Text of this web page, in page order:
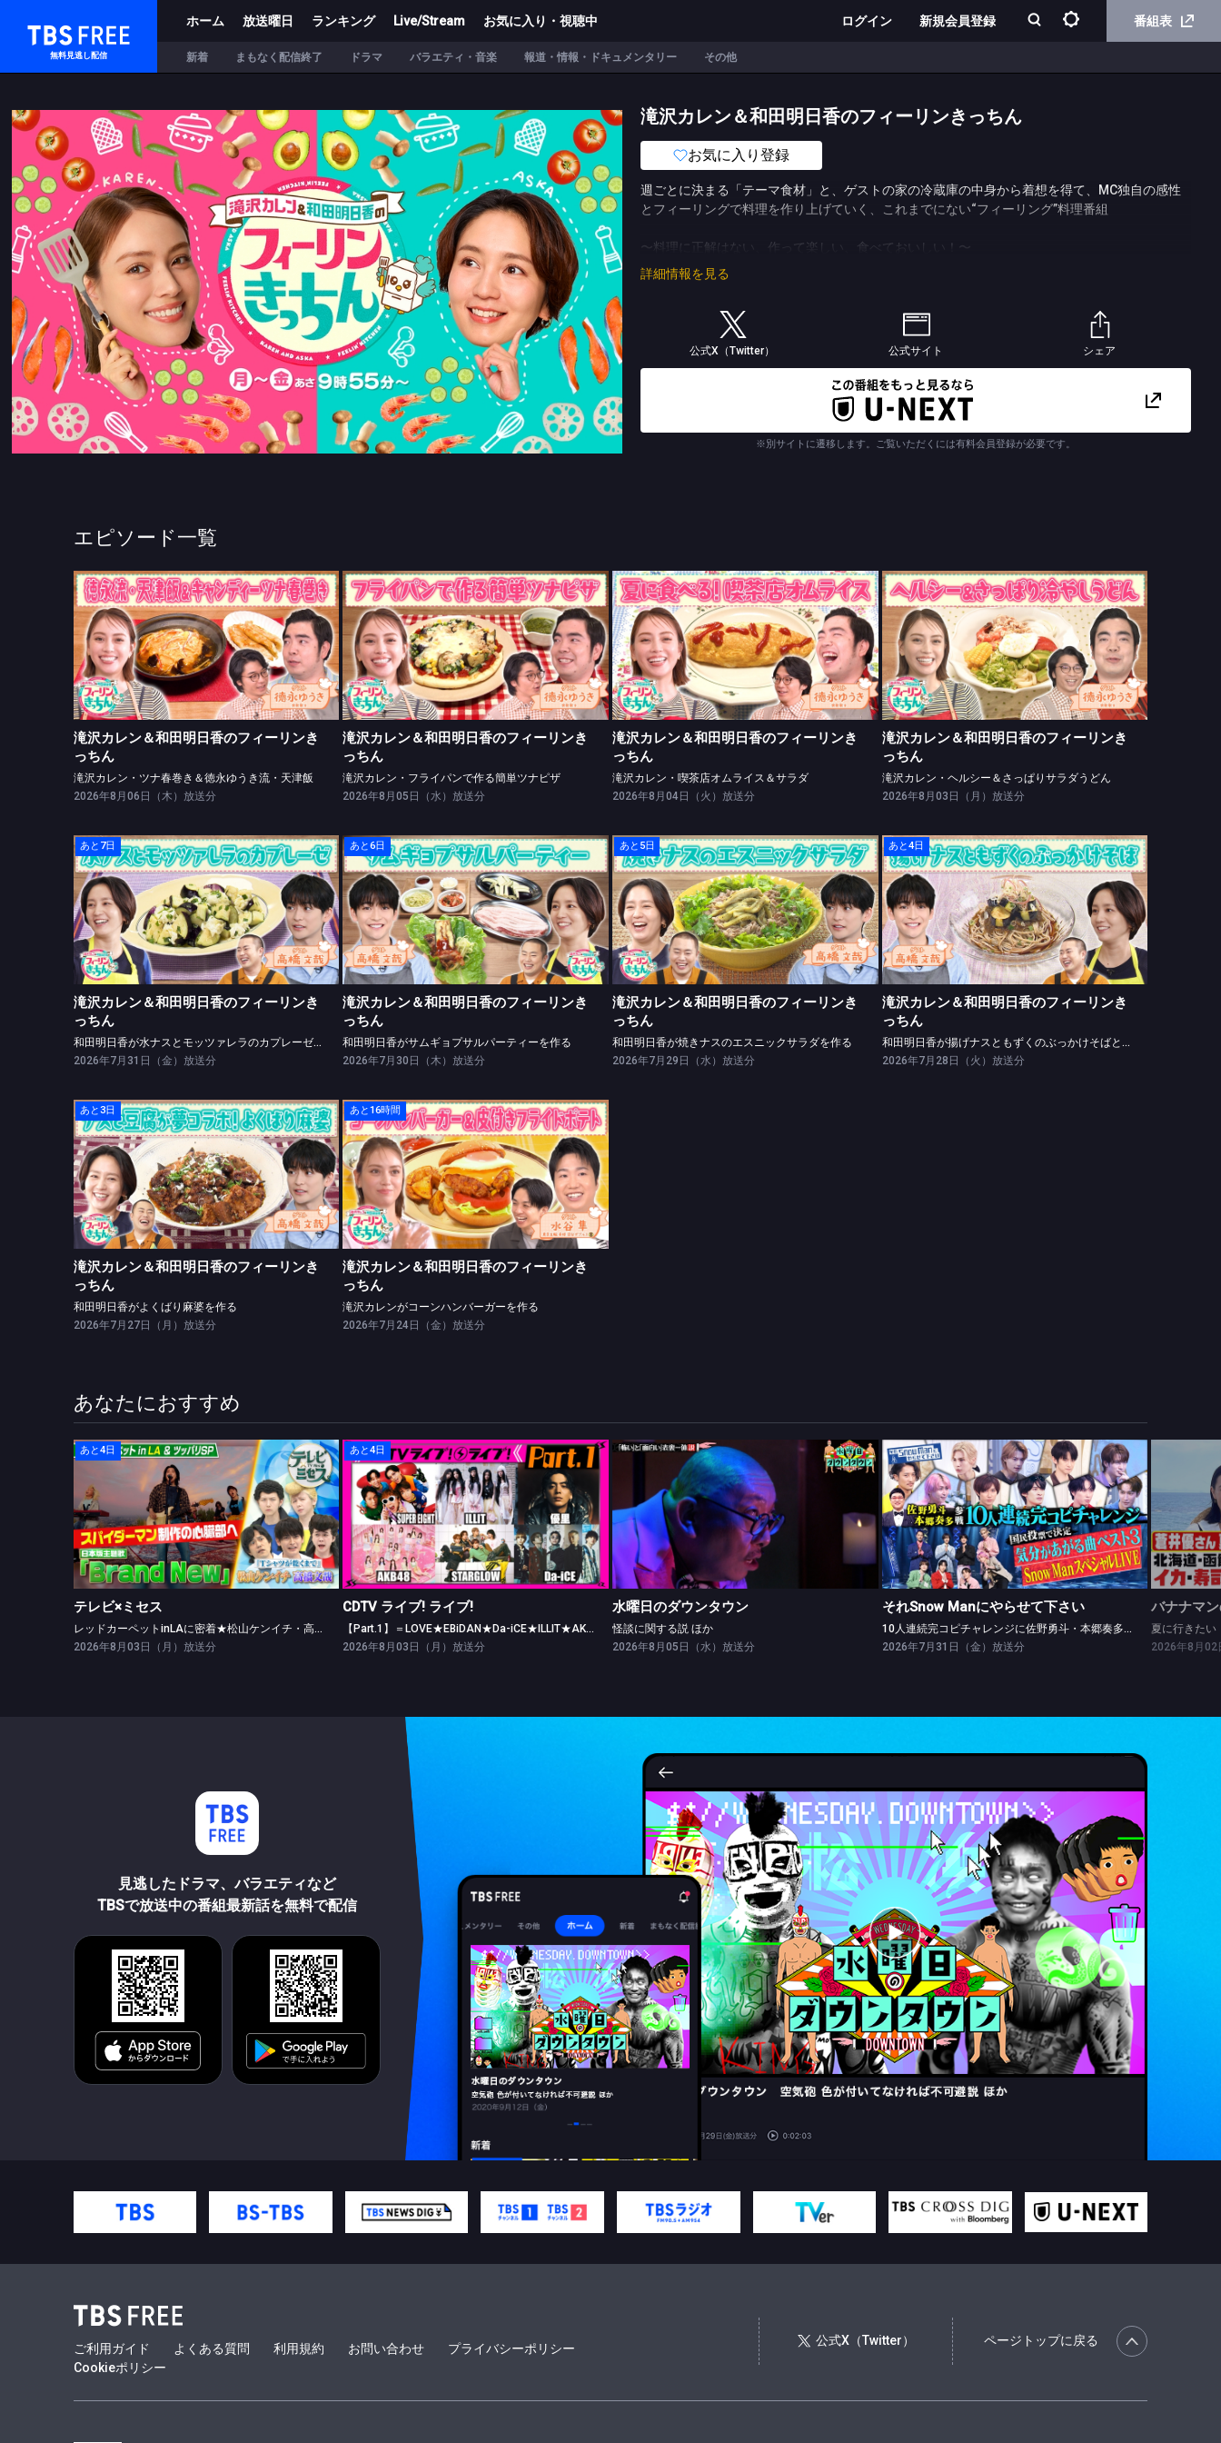
TBS FREE
無料見逃し配信
ホーム 放送曜日 ランキング Live/Stream お気に入り・視聴中 ログイン 新規会員登録 番組表
新着 まもなく配信終了 ドラマ バラエティ・音楽 報道・情報・ドキュメンタリー その他
滝沢カレン＆和田明日香のフィーリンきっちん
お気に入り登録
週ごとに決まる「テーマ食材」と、ゲストの家の冷蔵庫の中身から着想を得て、MC独自の感性
とフィーリングで料理を作り上げていく、これまでにない“フィーリング”料理番組
〜料理に正解はない、作って楽しい、食べておいしい！〜
ルールや細かい工程に縛られず、料理中に起こってしまう多少のミスも、フィーリングでカバー
しながら斬新なレシピを開発！
詳細情報を見る
公式X（Twitter） 公式サイト シェア
※別サイトに遷移します。ご覧いただくには有料会員登録が必要です。
エピソード一覧
滝沢カレン＆和田明日香のフィーリンきっちん
滝沢カレン・ツナ春巻き＆徳永ゆうき流・天津飯
滝沢カレン＆和田明日香のフィーリンき
っちん
滝沢カレン・ツナ春巻き＆徳永ゆうき流・天津飯
2026年8月06日（木）放送分
滝沢カレン＆和田明日香のフィーリンきっちん
滝沢カレン・フライパンで作る簡単ツナピザ
滝沢カレン＆和田明日香のフィーリンき
っちん
滝沢カレン・フライパンで作る簡単ツナピザ
2026年8月05日（水）放送分
滝沢カレン＆和田明日香のフィーリンきっちん
滝沢カレン・喫茶店オムライス＆サラダ
滝沢カレン＆和田明日香のフィーリンき
っちん
滝沢カレン・喫茶店オムライス＆サラダ
2026年8月04日（火）放送分
滝沢カレン＆和田明日香のフィーリンきっちん
滝沢カレン・ヘルシー＆さっぱりサラダうどん
滝沢カレン＆和田明日香のフィーリンき
っちん
滝沢カレン・ヘルシー＆さっぱりサラダうどん
2026年8月03日（月）放送分
あと7日
滝沢カレン＆和田明日香のフィーリンきっちん
滝沢カレン＆和田明日香のフィーリンき
っちん
和田明日香が水ナスとモッツァレラのカプレーゼを、高橋文哉が特製ペペロンチーノを作る
2026年7月31日（金）放送分
あと6日
滝沢カレン＆和田明日香のフィーリンきっちん
和田明日香がサムギョプサルパーティーを作る
滝沢カレン＆和田明日香のフィーリンき
っちん
和田明日香がサムギョプサルパーティーを作る
2026年7月30日（木）放送分
あと5日
滝沢カレン＆和田明日香のフィーリンきっちん
和田明日香が焼きナスのエスニックサラダを作る
滝沢カレン＆和田明日香のフィーリンき
っちん
和田明日香が焼きナスのエスニックサラダを作る
2026年7月29日（水）放送分
あと4日
滝沢カレン＆和田明日香のフィーリンきっちん
和田明日香が揚げナスともずくのぶっかけそばと出汁巻き玉子を作る
滝沢カレン＆和田明日香のフィーリンき
っちん
和田明日香が揚げナスともずくのぶっかけそばと出汁巻き玉子を作る
2026年7月28日（火）放送分
あと3日
滝沢カレン＆和田明日香のフィーリンきっちん
和田明日香がよくばり麻婆を作る
滝沢カレン＆和田明日香のフィーリンき
っちん
和田明日香がよくばり麻婆を作る
2026年7月27日（月）放送分
あと16時間
滝沢カレン＆和田明日香のフィーリンきっちん
滝沢カレンがコーンハンバーガーを作る
滝沢カレン＆和田明日香のフィーリンき
っちん
滝沢カレンがコーンハンバーガーを作る
2026年7月24日（金）放送分
あなたにおすすめ
あと4日
テレビ×ミセス
レッドカーペットinLAに密着★松山ケンイチ・高橋文哉ツッパリ勝負！
テレビ×ミセス
レッドカーペットinLAに密着★松山ケンイチ・高橋文哉ツッパリ勝負！
2026年8月03日（月）放送分
あと4日
CDTV ライブ! ライブ!
【Part.1】＝LOVE★EBiDAN★Da-iCE★ILLIT★AKB48
CDTV ライブ! ライブ!
【Part.1】＝LOVE★EBiDAN★Da-iCE★ILLIT★AKB48
2026年8月03日（月）放送分
水曜日のダウンタウン
怪談に関する説 ほか
水曜日のダウンタウン
怪談に関する説 ほか
2026年8月05日（水）放送分
それSnow Manにやらせて下さい
10人連続完コピチャレンジに佐野勇斗・本郷奏多参戦＆Snow Man SPライブ
それSnow Manにやらせて下さい
10人連続完コピチャレンジに佐野勇斗・本郷奏多参戦＆Snow Man SPライブ
2026年7月31日（金）放送分
夏に行きた
バナナマ
2026年8月02
見逃したドラマ、バラエティなど
TBSで放送中の番組最新話を無料で配信
ご利用ガイド よくある質問 利用規約 お問い合わせ
プライバシーポリシー
Cookieポリシー
公式X（Twitter） ページトップに戻る